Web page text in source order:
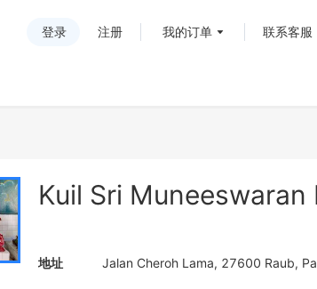
登录 注册 我的订单 联系客服
Kuil Sri Muneeswaran
地址 Jalan Cheroh Lama, 27600 Raub,